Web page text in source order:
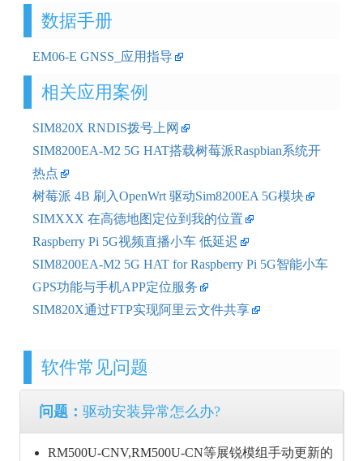
数据手册
EM06-E GNSS_应用指导
相关应用案例
SIM820X RNDIS拨号上网
SIM8200EA-M2 5G HAT搭载树莓派Raspbian系统开
热点
树莓派 4B 刷入OpenWrt 驱动Sim8200EA 5G模块
SIMXXX 在高德地图定位到我的位置
Raspberry Pi 5G视频直播小车 低延迟
SIM8200EA-M2 5G HAT for Raspberry Pi 5G智能小车
GPS功能与手机APP定位服务
SIM820X通过FTP实现阿里云文件共享
软件常见问题
问题： 驱动安装异常怎么办?
RM500U-CNV,RM500U-CN等展锐模组手动更新的